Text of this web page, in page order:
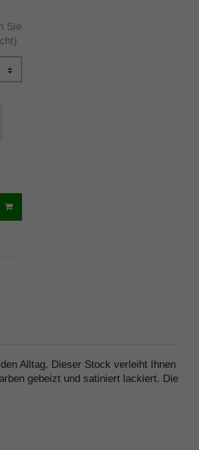
Sie
Alltag. Dieser Stock verleiht Ihnen
gebeizt und satiniert lackiert. Die